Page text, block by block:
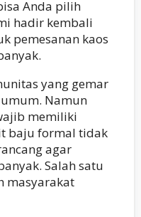
Anda pilih
hadir kembali
pemesanan kaos
yang gemar
Namun
memiliki
baju formal tidak
agar
Salah satu
masyarakat